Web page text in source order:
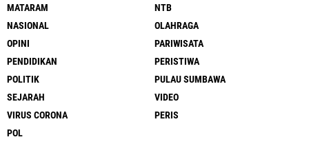
MATARAM
NTB
NASIONAL
OLAHRAGA
OPINI
PARIWISATA
PENDIDIKAN
PERISTIWA
POLITIK
PULAU SUMBAWA
SEJARAH
VIDEO
VIRUS CORONA
PERIS
POL